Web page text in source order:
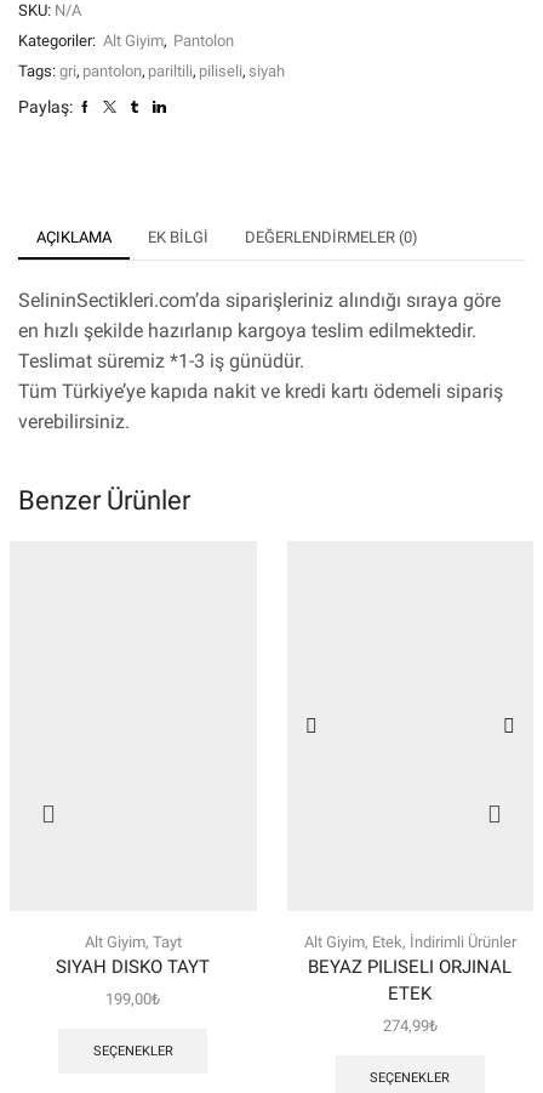
SKU: N/A
Kategoriler: Alt Giyim, Pantolon
Tags: gri, pantolon, pariltili, piliseli, siyah
Paylaş:
AÇIKLAMA EK BILGI DEĞERLENDIRMELER (0)
SelininSectikleri.com’da siparişleriniz alındığı sıraya göre
en hızlı şekilde hazırlanıp kargoya teslim edilmektedir.
Teslimat süremiz *1-3 iş günüdür.
Tüm Türkiye’ye kapıda nakit ve kredi kartı ödemeli sipariş
verebilirsiniz.
Benzer Ürünler
Alt Giyim, Tayt
SIYAH DISKO TAYT
199,00₺
SEÇENEKLER
Alt Giyim, Etek, İndirimli Ürünler
BEYAZ PILISELI ORJINAL
ETEK
274,99₺
SEÇENEKLER